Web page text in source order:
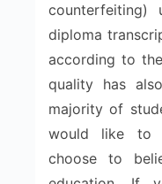
counterfeiting)
diploma
according to
quality has
majority of
would like to
choose to